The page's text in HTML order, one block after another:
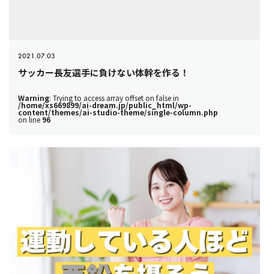
2021.07.03
サッカー長友選手に負けない体幹を作る！
Warning: Trying to access array offset on false in
/home/xs669899/ai-dream.jp/public_html/wp-
content/themes/ai-studio-theme/single-column.php
on line 96